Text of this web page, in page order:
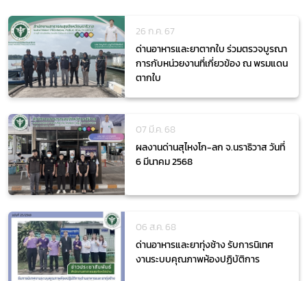
26 ก.ค. 67
ด่านอาหารและยาตากใบ ร่วมตรวจบูรณา
การกับหน่วยงานที่เกี่ยวข้อง ณ พรมแดน
ตากใบ
07 มี.ค. 68
ผลงานด่านสุไหงโก-ลก จ.นราธิวาส วันที่
6 มีนาคม 2568
06 ส.ค. 68
ด่านอาหารและยาทุ่งช้าง รับการนิเทศ
งานระบบคุณภาพห้องปฏิบัติการ